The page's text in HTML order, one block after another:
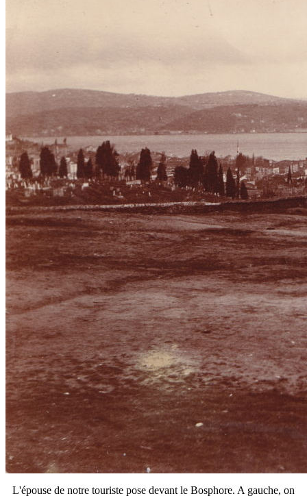
L'épouse de notre touriste pose devant le Bosphore. A gauche, on